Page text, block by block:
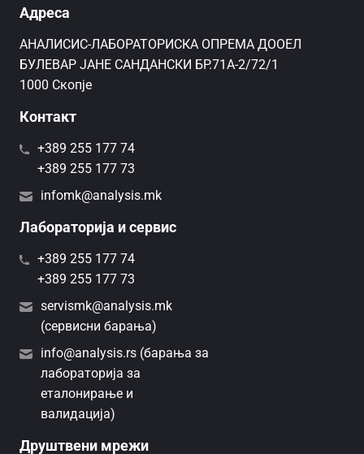
Адреса
AНАЛИСИС-ЛАБОРАТОРИСКА ОПРЕМА ДООЕЛ
БУЛЕВАР ЈАНЕ САНДАНСКИ БР.71А-2/72/1
1000 Скопје
Контакт
+389 255 177 74
+389 255 177 73
infomk@analysis.mk
Лабораторија и сервис
+389 255 177 74
+389 255 177 73
servismk@analysis.mk
(сервисни барања)
info@analysis.rs (барања за
лабораторија за
еталонирање и
валидација)
Друштвени мрежи